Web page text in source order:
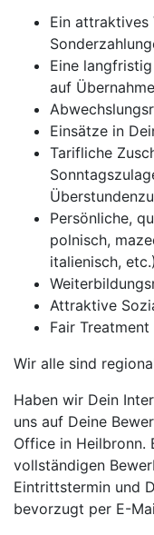
Ein attraktives
Eine
auf Übernahme
Einsätze in
Tarifliche
Persönliche,
polnisch,
italienisch,
Attraktive
Fair Treatment
Wir alle sind
Haben wir Dein
uns auf Deine
Office in Heilbronn.
vollständigen
Eintrittstermin und
bevorzugt per E-